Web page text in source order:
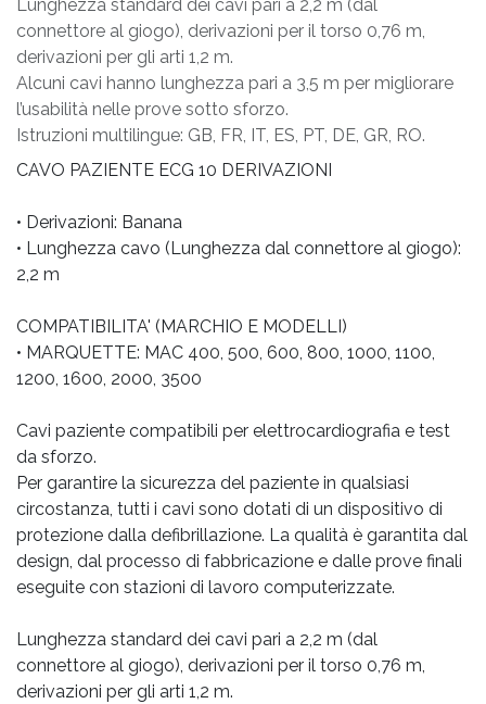
Lunghezza standard dei cavi pari a 2,2 m (dal
connettore al giogo), derivazioni per il torso 0,76 m,
derivazioni per gli arti 1,2 m.
Alcuni cavi hanno lunghezza pari a 3,5 m per migliorare
l’usabilità nelle prove sotto sforzo.
Istruzioni multilingue: GB, FR, IT, ES, PT, DE, GR, RO.
CAVO PAZIENTE ECG 10 DERIVAZIONI
• Derivazioni: Banana
• Lunghezza cavo (Lunghezza dal connettore al giogo):
2,2 m
COMPATIBILITA' (MARCHIO E MODELLI)
• MARQUETTE: MAC 400, 500, 600, 800, 1000, 1100,
1200, 1600, 2000, 3500
Cavi paziente compatibili per elettrocardiografia e test
da sforzo.
Per garantire la sicurezza del paziente in qualsiasi
circostanza, tutti i cavi sono dotati di un dispositivo di
protezione dalla defibrillazione. La qualità è garantita dal
design, dal processo di fabbricazione e dalle prove finali
eseguite con stazioni di lavoro computerizzate.
Lunghezza standard dei cavi pari a 2,2 m (dal
connettore al giogo), derivazioni per il torso 0,76 m,
derivazioni per gli arti 1,2 m.